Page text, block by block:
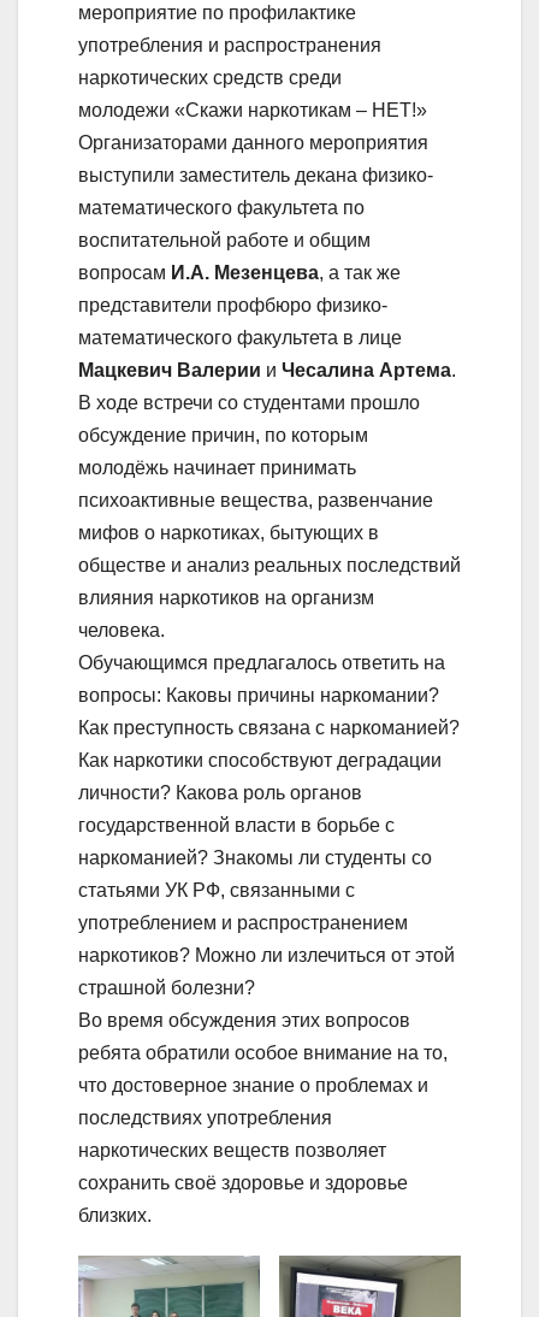
мероприятие по профилактике
употребления и распространения
наркотических средств среди
молодежи «Скажи наркотикам – НЕТ!»
Организаторами данного мероприятия
выступили заместитель декана физико-
математического факультета по
воспитательной работе и общим
вопросам И.А. Мезенцева, а так же
представители профбюро физико-
математического факультета в лице
Мацкевич Валерии и Чесалина Артема.
В ходе встречи со студентами прошло
обсуждение причин, по которым
молодёжь начинает принимать
психоактивные вещества, развенчание
мифов о наркотиках, бытующих в
обществе и анализ реальных последствий
влияния наркотиков на организм
человека.
Обучающимся предлагалось ответить на
вопросы: Каковы причины наркомании?
Как преступность связана с наркоманией?
Как наркотики способствуют деградации
личности? Какова роль органов
государственной власти в борьбе с
наркоманией? Знакомы ли студенты со
статьями УК РФ, связанными с
употреблением и распространением
наркотиков? Можно ли излечиться от этой
страшной болезни?
Во время обсуждения этих вопросов
ребята обратили особое внимание на то,
что достоверное знание о проблемах и
последствиях употребления
наркотических веществ позволяет
сохранить своё здоровье и здоровье
близких.